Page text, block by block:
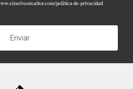
politica-de-privacidad
Enviar